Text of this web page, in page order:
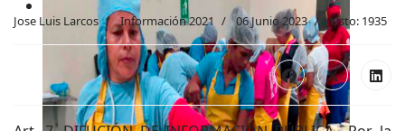
Jose Luis Larcos Información 2021 06 Junio 2023 Visto: 1935